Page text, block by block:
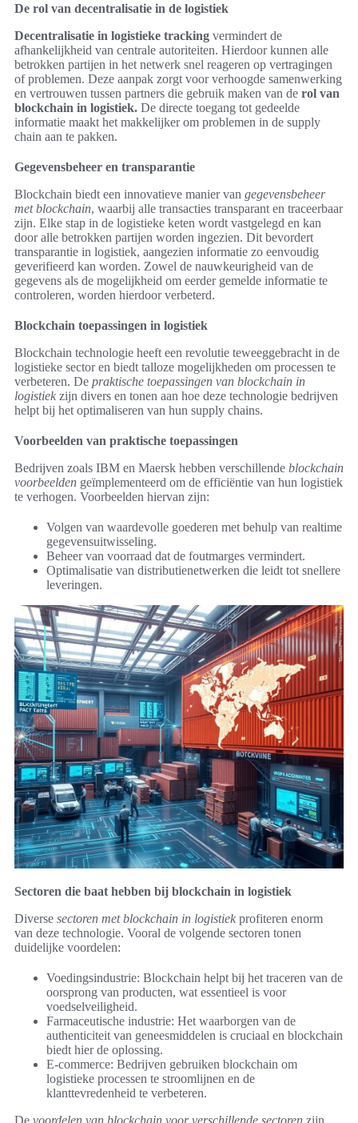
De rol van decentralisatie in de logistiek
Decentralisatie in logistieke tracking vermindert de
afhankelijkheid van centrale autoriteiten. Hierdoor kunnen alle
betrokken partijen in het netwerk snel reageren op vertragingen
of problemen. Deze aanpak zorgt voor verhoogde samenwerking
en vertrouwen tussen partners die gebruik maken van de rol van
blockchain in logistiek. De directe toegang tot gedeelde
informatie maakt het makkelijker om problemen in de supply
chain aan te pakken.
Gegevensbeheer en transparantie
Blockchain biedt een innovatieve manier van gegevensbeheer
met blockchain, waarbij alle transacties transparant en traceerbaar
zijn. Elke stap in de logistieke keten wordt vastgelegd en kan
door alle betrokken partijen worden ingezien. Dit bevordert
transparantie in logistiek, aangezien informatie zo eenvoudig
geverifieerd kan worden. Zowel de nauwkeurigheid van de
gegevens als de mogelijkheid om eerder gemelde informatie te
controleren, worden hierdoor verbeterd.
Blockchain toepassingen in logistiek
Blockchain technologie heeft een revolutie teweeggebracht in de
logistieke sector en biedt talloze mogelijkheden om processen te
verbeteren. De praktische toepassingen van blockchain in
logistiek zijn divers en tonen aan hoe deze technologie bedrijven
helpt bij het optimaliseren van hun supply chains.
Voorbeelden van praktische toepassingen
Bedrijven zoals IBM en Maersk hebben verschillende blockchain
voorbeelden geïmplementeerd om de efficiëntie van hun logistiek
te verhogen. Voorbeelden hiervan zijn:
Volgen van waardevolle goederen met behulp van realtime
gegevensuitwisseling.
Beheer van voorraad dat de foutmarges vermindert.
Optimalisatie van distributienetwerken die leidt tot snellere
leveringen.
Sectoren die baat hebben bij blockchain in logistiek
Diverse sectoren met blockchain in logistiek profiteren enorm
van deze technologie. Vooral de volgende sectoren tonen
duidelijke voordelen:
Voedingsindustrie: Blockchain helpt bij het traceren van de
oorsprong van producten, wat essentieel is voor
voedselveiligheid.
Farmaceutische industrie: Het waarborgen van de
authenticiteit van geneesmiddelen is cruciaal en blockchain
biedt hier de oplossing.
E-commerce: Bedrijven gebruiken blockchain om
logistieke processen te stroomlijnen en de
klanttevredenheid te verbeteren.